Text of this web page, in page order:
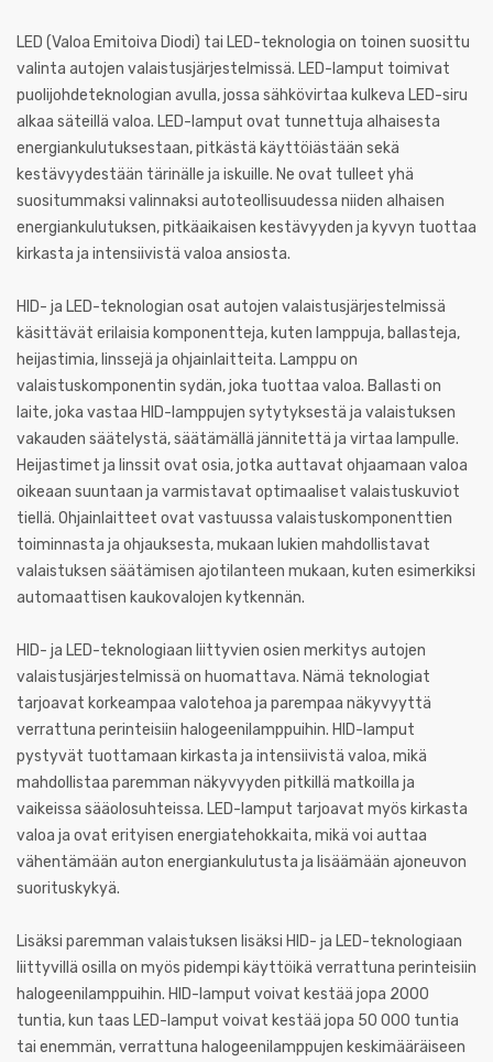
LED (Valoa Emitoiva Diodi) tai LED-teknologia on toinen suosittu
valinta autojen valaistusjärjestelmissä. LED-lamput toimivat
puolijohdeteknologian avulla, jossa sähkövirtaa kulkeva LED-siru
alkaa säteillä valoa. LED-lamput ovat tunnettuja alhaisesta
energiankulutuksestaan, pitkästä käyttöiästään sekä
kestävyydestään tärinälle ja iskuille. Ne ovat tulleet yhä
suositummaksi valinnaksi autoteollisuudessa niiden alhaisen
energiankulutuksen, pitkäaikaisen kestävyyden ja kyvyn tuottaa
kirkasta ja intensiivistä valoa ansiosta.
HID- ja LED-teknologian osat autojen valaistusjärjestelmissä
käsittävät erilaisia komponentteja, kuten lamppuja, ballasteja,
heijastimia, linssejä ja ohjainlaitteita. Lamppu on
valaistuskomponentin sydän, joka tuottaa valoa. Ballasti on
laite, joka vastaa HID-lamppujen sytytyksestä ja valaistuksen
vakauden säätelystä, säätämällä jännitettä ja virtaa lampulle.
Heijastimet ja linssit ovat osia, jotka auttavat ohjaamaan valoa
oikeaan suuntaan ja varmistavat optimaaliset valaistuskuviot
tiellä. Ohjainlaitteet ovat vastuussa valaistuskomponenttien
toiminnasta ja ohjauksesta, mukaan lukien mahdollistavat
valaistuksen säätämisen ajotilanteen mukaan, kuten esimerkiksi
automaattisen kaukovalojen kytkennän.
HID- ja LED-teknologiaan liittyvien osien merkitys autojen
valaistusjärjestelmissä on huomattava. Nämä teknologiat
tarjoavat korkeampaa valotehoa ja parempaa näkyvyyttä
verrattuna perinteisiin halogeenilamppuihin. HID-lamput
pystyvät tuottamaan kirkasta ja intensiivistä valoa, mikä
mahdollistaa paremman näkyvyyden pitkillä matkoilla ja
vaikeissa sääolosuhteissa. LED-lamput tarjoavat myös kirkasta
valoa ja ovat erityisen energiatehokkaita, mikä voi auttaa
vähentämään auton energiankulutusta ja lisäämään ajoneuvon
suorituskykyä.
Lisäksi paremman valaistuksen lisäksi HID- ja LED-teknologiaan
liittyvillä osilla on myös pidempi käyttöikä verrattuna perinteisiin
halogeenilamppuihin. HID-lamput voivat kestää jopa 2000
tuntia, kun taas LED-lamput voivat kestää jopa 50 000 tuntia
tai enemmän, verrattuna halogeenilamppujen keskimääräiseen